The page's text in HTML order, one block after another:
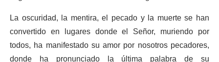
La oscuridad, la mentira, el pecado y la muerte se han
convertido en lugares donde el Señor, muriendo por
todos, ha manifestado su amor por nosotros pecadores,